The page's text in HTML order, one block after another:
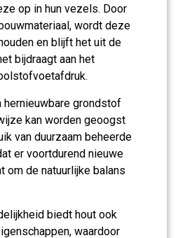
op in hun vezels. Door
wordt deze
en blijft het uit de
bijdraagt aan het
hernieuwbare grondstof
kan worden geoogst
van duurzaam beheerde
er voortdurend nieuwe
om de natuurlijke balans
biedt hout ook
waardoor